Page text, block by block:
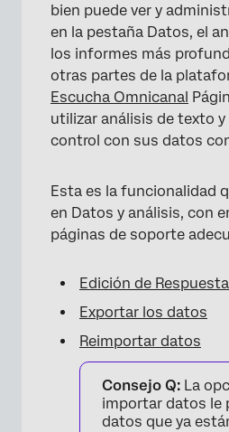
bien puede ver y
en la pestaña Datos, el
los informes más
otras partes de la
Escucha Omnicanal
utilizar análisis de texto y
control con sus datos
Esta es la funcionalidad
en Datos y análisis, con
páginas de soporte
Edición de
Exportar los datos
Reimportar datos
Consejo Q: La
importar datos le
datos que ya